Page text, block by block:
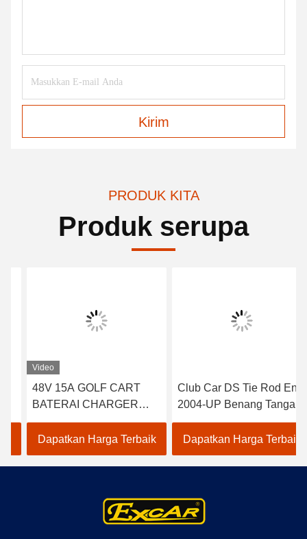
Kirim
PRODUK KITA
Produk serupa
Video
48V 15A GOLF CART
BATERAI CHARGER
UNTUK CLUB MOBIL
EZGO YAMAHA BUGGY
US BATERAI TROJAN
CROWN 48 VOLT
Dapatkan Harga Terbaik
Club Car DS Tie Rod End
2004-UP Benang Tangan
Kanan 2 pcs 102022601 /
102288301
Dapatkan Harga Terbaik